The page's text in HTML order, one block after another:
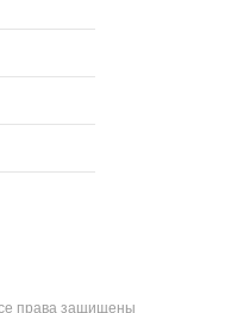
права защищены